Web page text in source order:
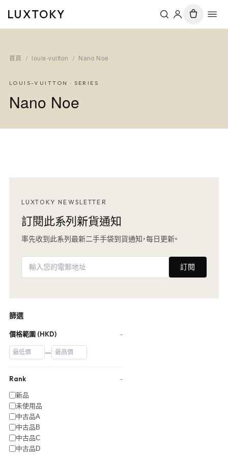
LUXTOKY
首頁 / louis-vuitton / Nano Noe
LOUIS-VUITTON · SERIES
Nano Noe
LUXTOKY NEWSLETTER
訂閱此系列新貨通知
率先收到此系列最新二手手袋到貨通知，每日更新。
訂閱
篩選
價格範圍 (HKD) −
—
Rank −
新品
未使用品
中古品A
中古品B
中古品C
中古品D